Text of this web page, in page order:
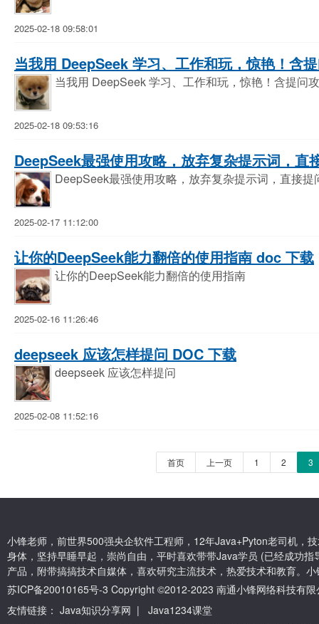
2025-02-18 09:58:01
当我用 DeepSeek 学习、工作和玩，惊艳！含
当我用 DeepSeek 学习、工作和玩，惊艳！含提问
2025-02-18 09:53:16
DeepSeek最强使用攻略，放弃复杂提示词，直
DeepSeek最强使用攻略，放弃复杂提示词，直接提
2025-02-17 11:12:00
让你的DeepSeek能力翻倍的使用指南 doc 下载
让你的DeepSeek能力翻倍的使用指南
2025-02-16 11:26:46
deepseek 应该怎样提问 DOC 下载
deepseek 应该怎样提问
2025-02-08 11:52:16
首页 上一页 1 2 3
小锋老师，前世界500强央企软件工程师，12年Java+Pyton老司机，
身体，坚持早睡早起，崇尚自由，平时喜欢带带Java学员 (已经成功
产品，附带搞搞技术自媒体，喜欢研究主流技术，热爱技术和教育。
苏ICP备20010165号-3 Copyright ©2012-2023 南通小锋网络科技有限
友情链接： Java知识分享网 |
Java1234课堂